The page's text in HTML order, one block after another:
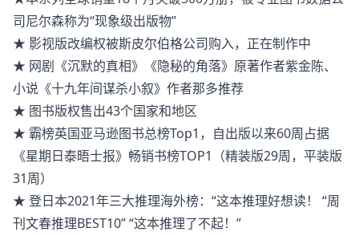
司尼尔森称为“现象级出版物”
★ 影视版改编权被斯皮尔伯格公司购入，正在制作中
★ 网剧《沉默的真相》《隐秘的角落》原著作者紫金陈、
小说《十九年间谋杀小叙》作者那多推荐
★ 图书版权售出43个国家和地区
★ 霸榜英国亚马逊图书总榜Top1，自出版以来60周占据
《星期日泰晤士报》畅销书榜TOP1（精装版29周，平装版
31周）
★ 登日本2021年三大推理海外榜：“这本推理好想读！ “周
刊文春推理BEST10” “这本推理了不起！”